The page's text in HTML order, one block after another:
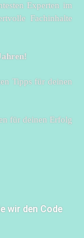
Experten im
Fachinhalte
Tipps für deinen
für deinen Erfolg
wir den Code